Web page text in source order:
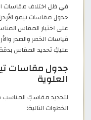
في ظل اختلاف مقاسات
جدول مقاسات تيمو
على اختيار المقاس
قياسات الخصر والصدر
عليكِ تحديد المقاس
جدول مقاسات
العلوية
لتحديد مقاسكِ المناسب
الخطوات التالية: